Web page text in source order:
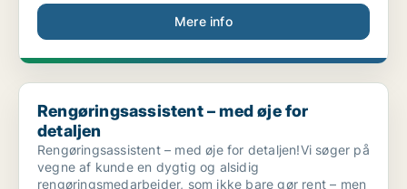
Mere info
Rengøringsassistent – med øje for detaljen
Rengøringsassistent – med øje for
detaljen
Rengøringsassistent – med øje for detaljen!Vi søger på
vegne af kunde en dygtig og alsidig
rengøringsmedarbejder, som ikke bare gør rent – men